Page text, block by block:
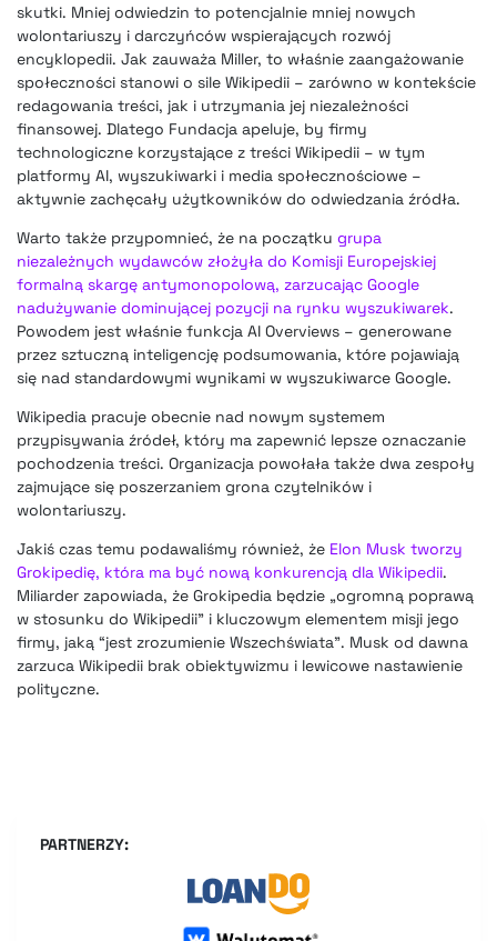
skutki. Mniej odwiedzin to potencjalnie mniej nowych
wolontariuszy i darczyńców wspierających rozwój
encyklopedii. Jak zauważa Miller, to właśnie zaangażowanie
społeczności stanowi o sile Wikipedii – zarówno w kontekście
redagowania treści, jak i utrzymania jej niezależności
finansowej. Dlatego Fundacja apeluje, by firmy
technologiczne korzystające z treści Wikipedii – w tym
platformy AI, wyszukiwarki i media społecznościowe –
aktywnie zachęcały użytkowników do odwiedzania źródła.
Warto także przypomnieć, że na początku grupa
niezależnych wydawców złożyła do Komisji Europejskiej
formalną skargę antymonopolową, zarzucając Google
nadużywanie dominującej pozycji na rynku wyszukiwarek.
Powodem jest właśnie funkcja AI Overviews – generowane
przez sztuczną inteligencję podsumowania, które pojawiają
się nad standardowymi wynikami w wyszukiwarce Google.
Wikipedia pracuje obecnie nad nowym systemem
przypisywania źródeł, który ma zapewnić lepsze oznaczanie
pochodzenia treści. Organizacja powołała także dwa zespoły
zajmujące się poszerzaniem grona czytelników i
wolontariuszy.
Jakiś czas temu podawaliśmy również, że Elon Musk tworzy
Grokipedię, która ma być nową konkurencją dla Wikipedii.
Miliarder zapowiada, że Grokipedia będzie „ogromną poprawą
w stosunku do Wikipedii” i kluczowym elementem misji jego
firmy, jaką “jest zrozumienie Wszechświata”. Musk od dawna
zarzuca Wikipedii brak obiektywizmu i lewicowe nastawienie
polityczne.
PARTNERZY: